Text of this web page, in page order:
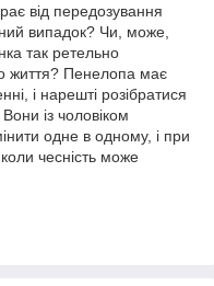
від передозування
випадок? Чи, може,
так ретельно
життя? Пенелопа має
і нарешті розібратися
із чоловіком
одне в одному, і при
чесність може